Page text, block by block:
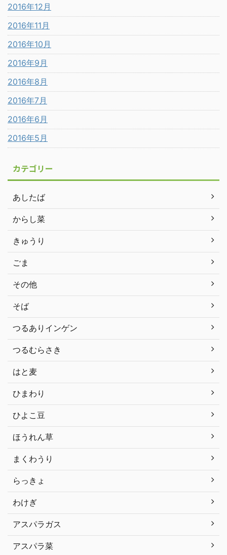
2016年12月
2016年11月
2016年10月
2016年9月
2016年8月
2016年7月
2016年6月
2016年5月
カテゴリー
あしたば
からし菜
きゅうり
ごま
その他
そば
つるありインゲン
つるむらさき
はと麦
ひまわり
ひよこ豆
ほうれん草
まくわうり
らっきょ
わけぎ
アスパラガス
アスパラ菜